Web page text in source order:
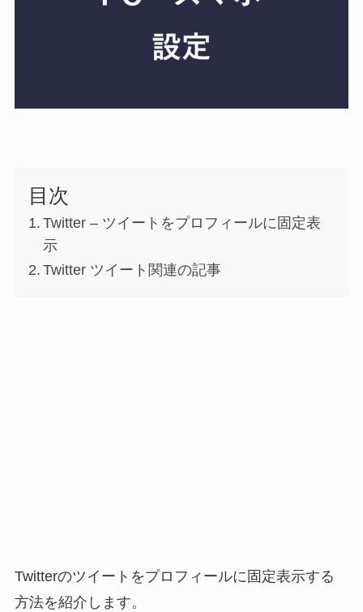
目次
Twitter – ツイートをプロフィールに固定表
示
Twitter ツイート関連の記事
Twitterのツイートをプロフィールに固定表示する
方法を紹介します。